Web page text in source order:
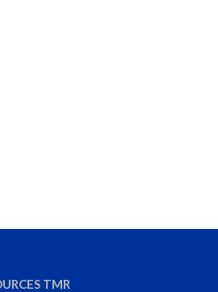
TMR